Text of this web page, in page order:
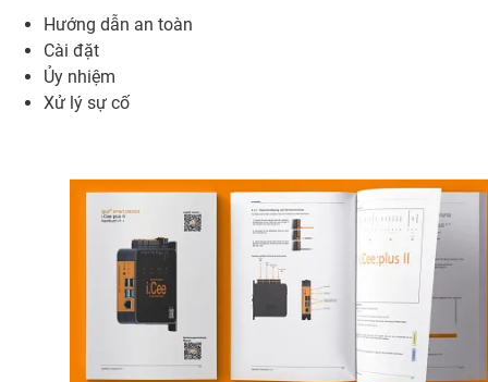
Hướng dẫn an toàn
Cài đặt
Ủy nhiệm
Xử lý sự cố